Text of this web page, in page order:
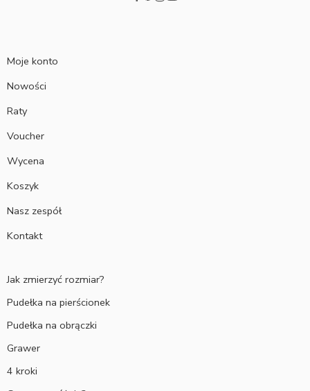
Moje konto
Nowości
Raty
Voucher
Wycena
Koszyk
Nasz zespół
Kontakt
Jak zmierzyć rozmiar?
Pudełka na pierścionek
Pudełka na obrączki
Grawer
4 kroki